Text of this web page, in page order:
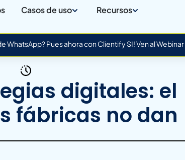
Casos de uso Recursos
Pues ahora con Clientify SI! Ven al
digitales: el
fábricas no dan